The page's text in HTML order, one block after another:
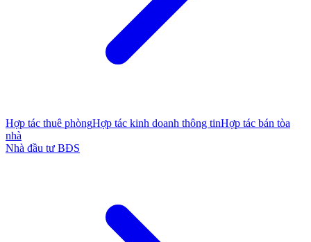
Hợp tác thuê phòngHợp tác kinh doanh thông tinHợp tác bán tòa
nhà
Nhà đầu tư BĐS